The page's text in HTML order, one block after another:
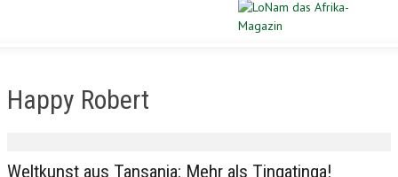
DIASPORA
Happy Robert
Weltkunst aus Tansania: Mehr als Tingatinga!